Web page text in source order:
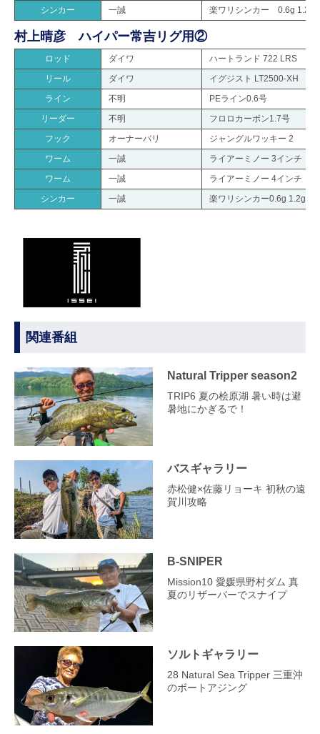
シンカー 一誠 楽ワリシンカー 0.6g 1.2g
村上晴彦 ハイパー常吉リグ用②
ロッド ダイワ
ハートランド 722 LRS
リール
ダイワ
イグジスト LT2500-XH
ライン
不明
PEライン0.6号
リーダー
不明
フロロカーボン1.7号
フック
オーナーバリ
ジャングルワッキー 2
ワーム
一誠
ライアーミノー 3インチ
ワーム
一誠
ライアーミノー 4インチ
シンカー
一誠 楽ワリシンカー0.6g 1.2g
関連番組
Natural Tripper season2
TRIP6 夏の桧原湖 暑い時は避
暑地にかぎるで！
バスギャラリー
赤松健×佐藤リョーキ 初秋の遠
賀川攻略
B-SNIPER
Mission10 愛媛県野村ダム 真
夏のリザーバーでスナイプ
ソルトギャラリー
28 Natural Sea Tripper 三重沖
のボートアジング